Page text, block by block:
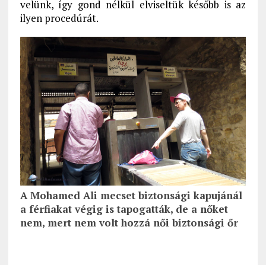
velünk, így gond nélkül elviseltük később is az
ilyen procedúrát.
A Mohamed Ali mecset biztonsági kapujánál
a férfiakat végig is tapogatták, de a nőket
nem, mert nem volt hozzá női biztonsági őr